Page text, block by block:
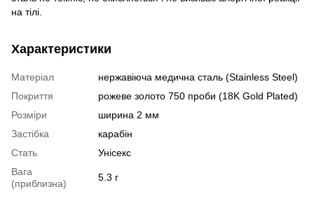
на тілі.
Характеристики
Матеріал
нержавіюча медична сталь (Stainless Steel)
Покриття
рожеве золото 750 проби (18K Gold Plated)
Розміри
ширина 2 мм
Застібка
карабін
Стать
Унісекс
Вага
(приблизна)
5.3 г